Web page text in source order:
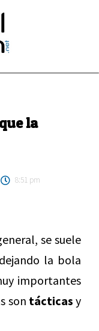
la
8:51 pm
se suele
la bola
importantes
son tácticas y